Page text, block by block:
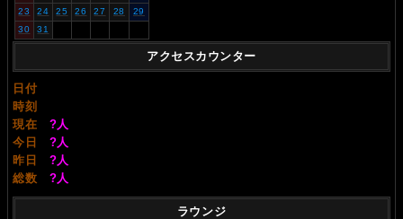
23
24 25 26 27 28
29
30
31
アクセスカウンター
日付
時刻
現在
?人
今日
?人
昨日
?人
総数
?人
ラウンジ